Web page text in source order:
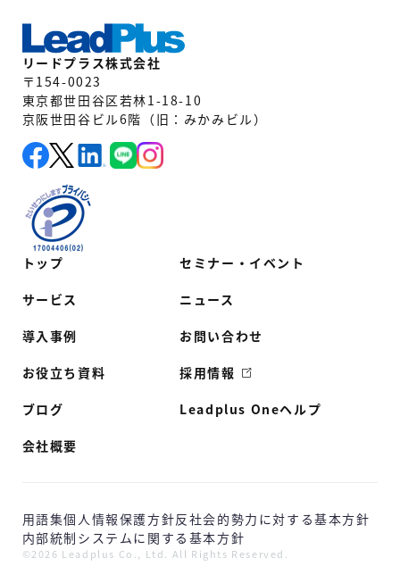
トップ
サービス
導入事例
お役立ち資料
ブログ
会社概要
セミナー・イベント
ニュース
お問い合わせ
採用情報
Leadplus Oneヘルプ
リードプラス株式会社
〒154-0023
東京都世田谷区若林1-18-10
京阪世田谷ビル6階（旧：みかみビル）
©2026 Leadplus Co., Ltd. All Rights Reserved.
用語集個人情報保護方針反社会的勢力に対する基本方針
内部統制システムに関する基本方針